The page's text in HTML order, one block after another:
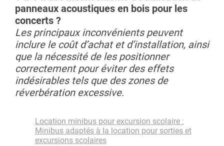
panneaux acoustiques en bois pour les
concerts ?
Les principaux inconvénients peuvent
inclure le coût d’achat et d’installation, ainsi
que la nécessité de les positionner
correctement pour éviter des effets
indésirables tels que des zones de
réverbération excessive.
Location minibus pour excursion scolaire :
Minibus adaptés à la location pour sorties et
excursions scolaires